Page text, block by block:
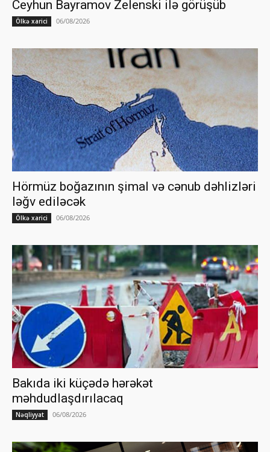
Ceyhun Bayramov Zelenski ilə görüşüb
Ölkə xarici 06/08/2026
Hörmüz boğazının şimal və cənub dəhlizləri
ləğv ediləcək
Ölkə xarici 06/08/2026
Bakıda iki küçədə hərəkət
məhdudlaşdırılacaq
Nəqliyyat 06/08/2026